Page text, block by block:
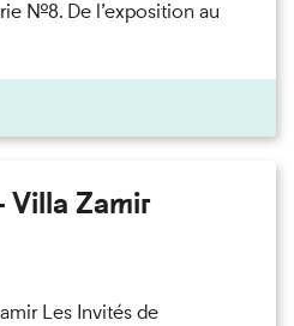
n°8. De l’exposition au
Villa Zamir
Les Invités de